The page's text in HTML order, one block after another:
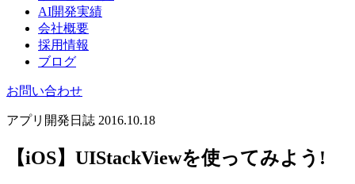
AI開発実績
会社概要
採用情報
ブログ
お問い合わせ
アプリ開発日誌 2016.10.18
【iOS】UIStackViewを使ってみよう!